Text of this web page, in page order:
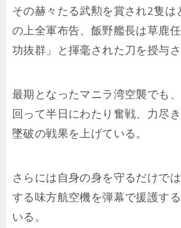
その赫々たる武勲を賞され2隻
の上全軍布告、飯野艦長は草鹿
功抜群」と揮毫された刀を授与さ
最期となったマニラ湾空襲でも
回って半日にわたり奮戦、力尽
墜破の戦果を上げている。
さらには自身の身を守るだけで
する味方航空機を弾幕で援護す
いる。